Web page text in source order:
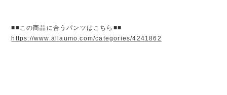
■■この商品に合うパンツはこちら■■
https://www.allaumo.com/categories/4241862